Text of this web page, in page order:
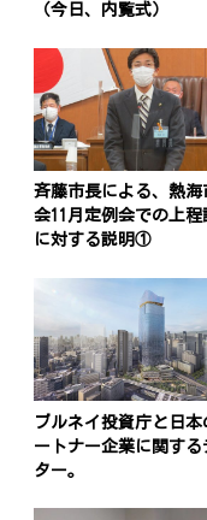
（今日、内覧式）
斉藤市長による、熱海
会11月定例会での上程
に対する説明①
ブルネイ投資庁と日本
ートナー企業に関する
ター。